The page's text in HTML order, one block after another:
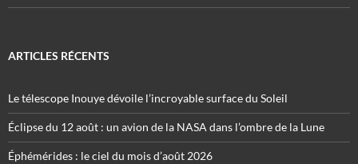
ARTICLES RÉCENTS
Le télescope Inouye dévoile l’incroyable surface du Soleil
Éclipse du 12 août : un avion de la NASA dans l’ombre de la Lune
Éphémérides : le ciel du mois d’août 2026